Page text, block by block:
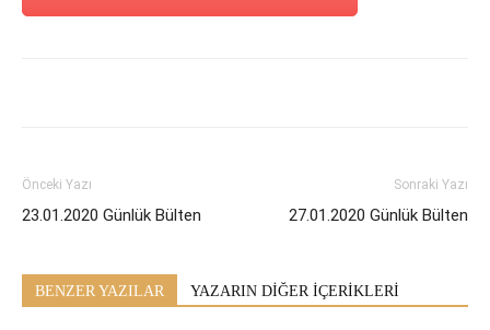
Önceki Yazı
23.01.2020 Günlük Bülten
Sonraki Yazı
27.01.2020 Günlük Bülten
BENZER YAZILAR YAZARIN DİĞER İÇERİKLERİ